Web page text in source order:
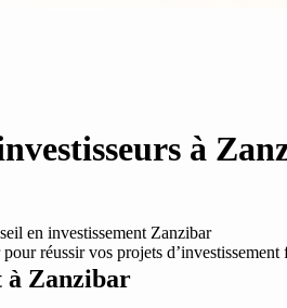
à
en investissement Zanzibar
à Zanzibar